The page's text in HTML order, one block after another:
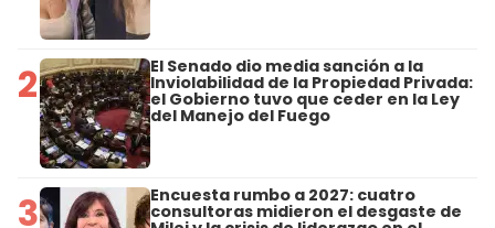
2 El Senado dio media sanción a la
Inviolabilidad de la Propiedad Privada:
el Gobierno tuvo que ceder en la Ley
del Manejo del Fuego
3 Encuesta rumbo a 2027: cuatro
consultoras midieron el desgaste de